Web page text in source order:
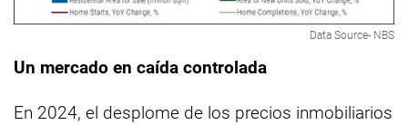
Data Source- NBS
Un mercado en caída controlada
En 2024, el desplome de los precios inmobiliarios